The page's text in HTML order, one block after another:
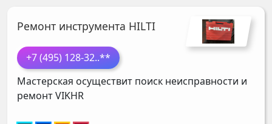
Ремонт инструмента HILTI
+7 (495) 128-32..**
Мастерская осуществит поиск неисправности и
ремонтVIKHR